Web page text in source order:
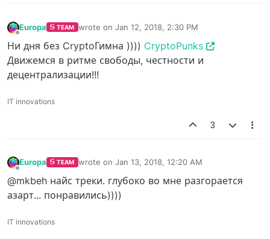
Europa TEAM wrote on Jan 12, 2018, 2:30 PM
last edited by
Ни дня без CryptoГимна )))) CryptoPunks
Движемся в ритме свободы, честности и
децентрализации!!!
IT innovations
3
Europa TEAM wrote on Jan 13, 2018, 12:20 AM
last edited by
@mkbeh найс треки. глубоко во мне разгорается
азарт... понравились))))
IT innovations